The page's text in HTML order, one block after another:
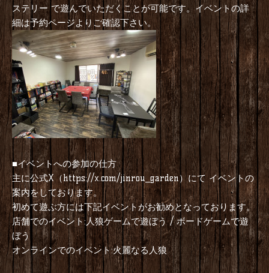
ステリー で遊んでいただくことが可能です。イベントの詳
細は予約ページよりご確認下さい。
■イベントへの参加の仕方
主に公式X（https://x.com/jinrou_garden）にて イベントの
案内をしております。
初めて遊ぶ方には下記イベントがお勧めとなっております。
店舗でのイベント:人狼ゲームで遊ぼう / ボードゲームで遊
ぼう
オンラインでのイベント:火麗なる人狼